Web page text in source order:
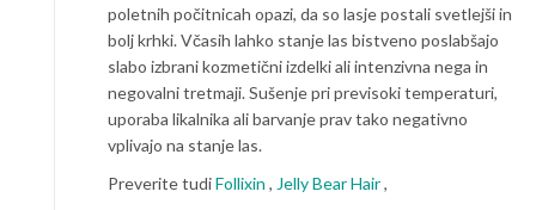
poletnih počitnicah opazi, da so lasje postali svetlejši in
bolj krhki. Včasih lahko stanje las bistveno poslabšajo
slabo izbrani kozmetični izdelki ali intenzivna nega in
negovalni tretmaji. Sušenje pri previsoki temperaturi,
uporaba likalnika ali barvanje prav tako negativno
vplivajo na stanje las.
Preverite tudiFollixin , Jelly Bear Hair,